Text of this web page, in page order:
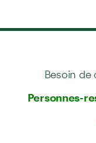
Besoin
Personnes-